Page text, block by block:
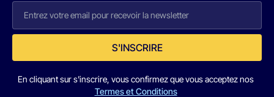
S'INSCRIRE
En cliquant sur s'inscrire, vous confirmez que vous acceptez nos
Termes et Conditions